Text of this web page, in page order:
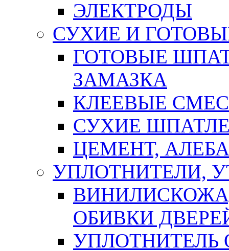
ЭЛЕКТРОДЫ
СУХИЕ И
ГОТОВЫЕ
ЗАМАЗКА
КЛЕЕВЫЕ
СУХИЕ
ЦЕМЕНТ,
УПЛОТНИТЕЛИ,
ОБИВКИ
УПЛОТНИТЕЛЬ